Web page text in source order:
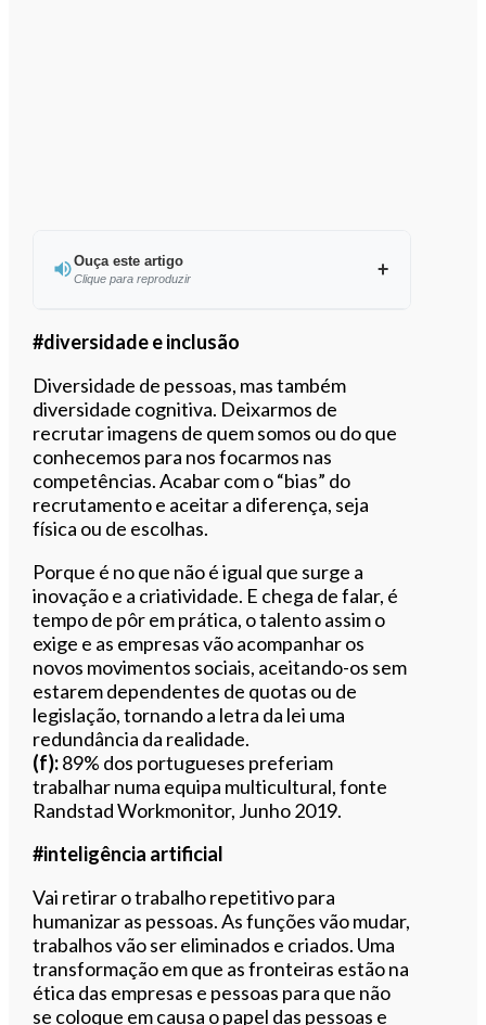
Ouça este artigo
Clique para reproduzir
Ouvir este artigo
#diversidade e inclusão
Diversidade de pessoas, mas também
diversidade cognitiva. Deixarmos de
recrutar imagens de quem somos ou do que
conhecemos para nos focarmos nas
competências. Acabar com o “bias” do
recrutamento e aceitar a diferença, seja
física ou de escolhas.
Porque é no que não é igual que surge a
inovação e a criatividade. E chega de falar, é
tempo de pôr em prática, o talento assim o
exige e as empresas vão acompanhar os
novos movimentos sociais, aceitando-os sem
estarem dependentes de quotas ou de
legislação, tornando a letra da lei uma
redundância da realidade.
(f):89% dos portugueses preferiam
trabalhar numa equipa multicultural, fonte
Randstad Workmonitor, Junho 2019.
#inteligência artificial
Vai retirar o trabalho repetitivo para
humanizar as pessoas. As funções vão mudar,
trabalhos vão ser eliminados e criados. Uma
transformação em que as fronteiras estão na
ética das empresas e pessoas para que não
se coloque em causa o papel das pessoas e